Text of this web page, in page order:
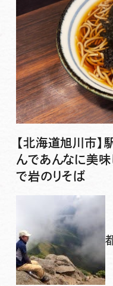
【北海道旭川市】
んであんなに美味
で岩のりそば